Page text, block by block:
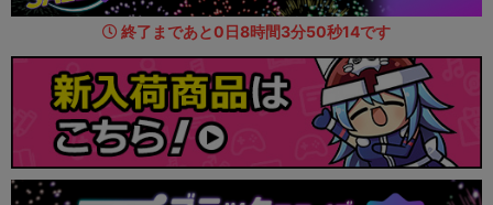
終了まであと0日8時間3分48秒71です